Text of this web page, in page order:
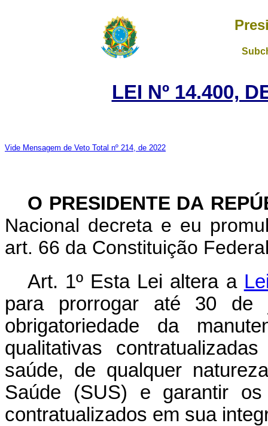
LEI Nº 14.400,
Vide Mensagem de Veto Total nº 214, de 2022
O PRESIDENTE DA
Nacional decreta e eu
art. 66 da Constituição
Art. 1º Esta Lei altera a
para prorrogar até 30 de
obrigatoriedade da
qualitativas
saúde, de qualquer
Saúde (SUS) e garantir
contratualizados em sua